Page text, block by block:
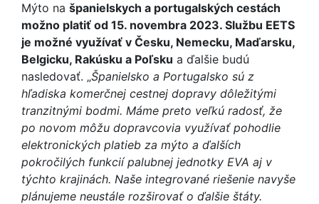
Mýto na španielskych a portugalských cestách
možno platiť od 15. novembra 2023. Službu EETS
je možné využívať v Česku, Nemecku, Maďarsku,
Belgicku, Rakúsku a Poľsku a ďalšie budú
nasledovať. „Španielsko a Portugalsko sú z
hľadiska komerčnej cestnej dopravy dôležitými
tranzitnými bodmi. Máme preto veľkú radosť, že
po novom môžu dopravcovia využívať pohodlie
elektronických platieb za mýto a ďalších
pokročilých funkcií palubnej jednotky EVA aj v
týchto krajinách. Naše integrované riešenie navyše
plánujeme neustále rozširovať o ďalšie štáty.